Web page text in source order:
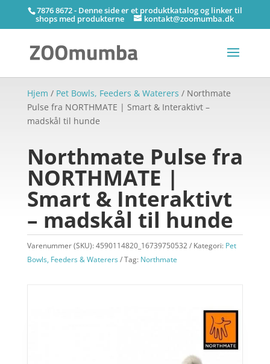
7876 8672 - Denne side er et produktkatalog og linker til
shops med produkterne kontakt@zoomumba.dk
Hjem / Pet Bowls, Feeders & Waterers / Northmate
Pulse fra NORTHMATE | Smart & Interaktivt –
madskål til hunde
Northmate Pulse fra
NORTHMATE |
Smart & Interaktivt
– madskål til hunde
Varenummer (SKU):4590114820_16739750532 Kategori: Pet
Bowls, Feeders & Waterers
Tag: Northmate